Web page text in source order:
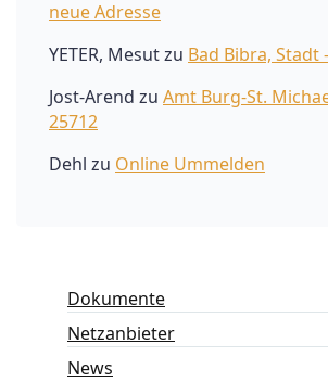
neue Adresse
YETER, Mesutzu Bad Bibra, Stadt
Jost-Arend zu Amt Burg-St.
25712
Dehl zu Online Ummelden
Dokumente
Netzanbieter
News